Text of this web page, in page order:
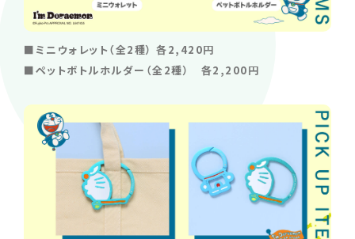
■ミニウォレット（全2種） 各2,420円
■ペットボトルホルダー（全2種） 各2,200円